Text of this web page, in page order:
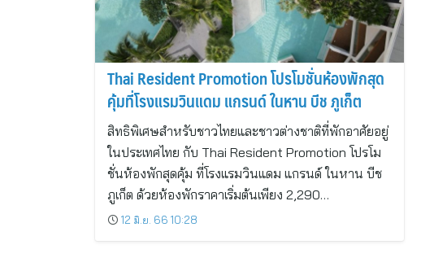
Thai Resident Promotion โปรโมชั่นห้องพักสุด
คุ้มที่โรงแรมวินแดม แกรนด์ ในหาน บีช ภูเก็ต
สิทธิพิเศษสำหรับชาวไทยและชาวต่างชาติที่พักอาศัยอยู่
ในประเทศไทย กับ Thai Resident Promotion โปรโม
ชั่นห้องพักสุดคุ้ม ที่โรงแรมวินแดม แกรนด์ ในหาน บีช
ภูเก็ต ด้วยห้องพักราคาเริ่มต้นเพียง 2,290…
12 มิ.ย. 66 10:28